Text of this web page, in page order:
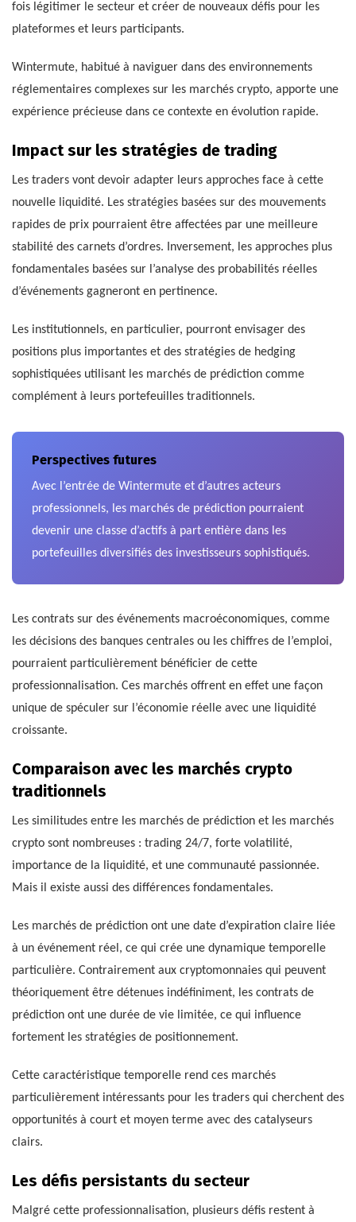
fois légitimer le secteur et créer de nouveaux défis pour les
plateformes et leurs participants.
Wintermute, habitué à naviguer dans des environnements
réglementaires complexes sur les marchés crypto, apporte une
expérience précieuse dans ce contexte en évolution rapide.
Impact sur les stratégies de trading
Les traders vont devoir adapter leurs approches face à cette
nouvelle liquidité. Les stratégies basées sur des mouvements
rapides de prix pourraient être affectées par une meilleure
stabilité des carnets d’ordres. Inversement, les approches plus
fondamentales basées sur l’analyse des probabilités réelles
d’événements gagneront en pertinence.
Les institutionnels, en particulier, pourront envisager des
positions plus importantes et des stratégies de hedging
sophistiquées utilisant les marchés de prédiction comme
complément à leurs portefeuilles traditionnels.
Perspectives futures
Avec l’entrée de Wintermute et d’autres acteurs
professionnels, les marchés de prédiction pourraient
devenir une classe d’actifs à part entière dans les
portefeuilles diversifiés des investisseurs sophistiqués.
Les contrats sur des événements macroéconomiques, comme
les décisions des banques centrales ou les chiffres de l’emploi,
pourraient particulièrement bénéficier de cette
professionnalisation. Ces marchés offrent en effet une façon
unique de spéculer sur l’économie réelle avec une liquidité
croissante.
Comparaison avec les marchés crypto
traditionnels
Les similitudes entre les marchés de prédiction et les marchés
crypto sont nombreuses : trading 24/7, forte volatilité,
importance de la liquidité, et une communauté passionnée.
Mais il existe aussi des différences fondamentales.
Les marchés de prédiction ont une date d’expiration claire liée
à un événement réel, ce qui crée une dynamique temporelle
particulière. Contrairement aux cryptomonnaies qui peuvent
théoriquement être détenues indéfiniment, les contrats de
prédiction ont une durée de vie limitée, ce qui influence
fortement les stratégies de positionnement.
Cette caractéristique temporelle rend ces marchés
particulièrement intéressants pour les traders qui cherchent des
opportunités à court et moyen terme avec des catalyseurs
clairs.
Les défis persistants du secteur
Malgré cette professionnalisation, plusieurs défis restent à